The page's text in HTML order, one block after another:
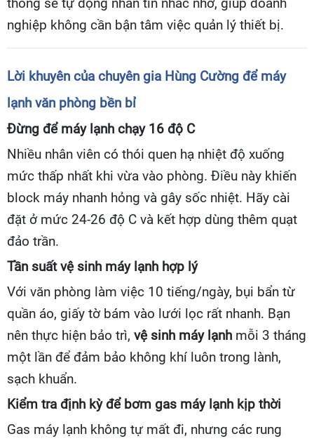
thống sẽ tự động nhắn tin nhắc nhở, giúp doanh
nghiệp không cần bận tâm việc quản lý thiết bị.
Lời khuyên của chuyên gia Hùng Cường để máy
lạnh văn phòng bền bỉ
Đừng để máy lạnh chạy 16 độ C
Nhiều nhân viên có thói quen hạ nhiệt độ xuống
mức thấp nhất khi vừa vào phòng. Điều này khiến
block máy nhanh hỏng và gây sốc nhiệt. Hãy cài
đặt ở mức 24-26 độ C và kết hợp dùng thêm quạt
đảo trần.
Tần suất vệ sinh máy lạnh hợp lý
Với văn phòng làm việc 10 tiếng/ngày, bụi bẩn từ
quần áo, giấy tờ bám vào lưới lọc rất nhanh. Bạn
nên thực hiện bảo trì, vệ sinh máy lạnh mỗi 3 tháng
một lần để đảm bảo không khí luôn trong lành,
sạch khuẩn.
Kiểm tra định kỳ để bơm gas máy lạnh kịp thời
Gas máy lạnh không tự mất đi, nhưng các rung